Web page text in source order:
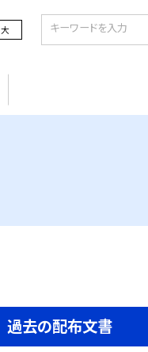
大
過去の配布文書